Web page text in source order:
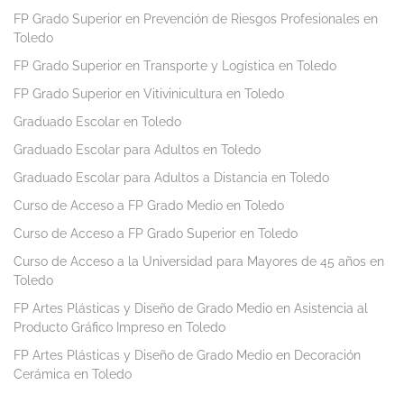
FP Grado Superior en Prevención de Riesgos Profesionales en
Toledo
FP Grado Superior en Transporte y Logística en Toledo
FP Grado Superior en Vitivinicultura en Toledo
Graduado Escolar en Toledo
Graduado Escolar para Adultos en Toledo
Graduado Escolar para Adultos a Distancia en Toledo
Curso de Acceso a FP Grado Medio en Toledo
Curso de Acceso a FP Grado Superior en Toledo
Curso de Acceso a la Universidad para Mayores de 45 años en
Toledo
FP Artes Plásticas y Diseño de Grado Medio en Asistencia al
Producto Gráfico Impreso en Toledo
FP Artes Plásticas y Diseño de Grado Medio en Decoración
Cerámica en Toledo